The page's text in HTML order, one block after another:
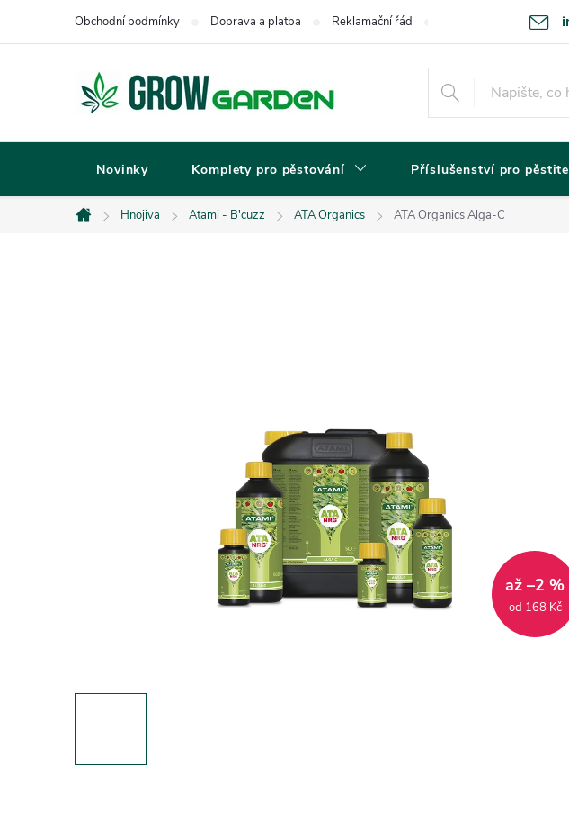
Obchodní podmínky Doprava a platba Reklamační řád Odstoupení od smlouvy
Novinky Komplety pro pěstování Příslušenství pro
Domů
Hnojiva Atami - B'cuzz ATA Organics ATA Organics Alga-C
od 168 Kč
až –2 %